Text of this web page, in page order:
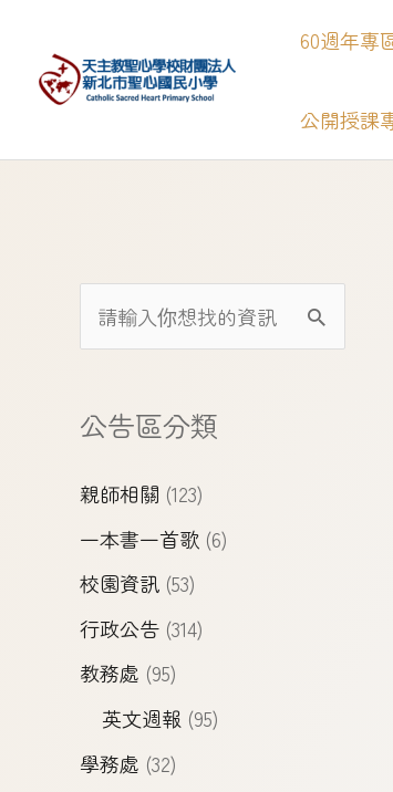
60週年專
公開授課
公告區分類
親師相關 (123)
一本書一首歌 (6)
校園資訊 (53)
行政公告 (314)
教務處 (95)
英文週報 (95)
學務處 (32)